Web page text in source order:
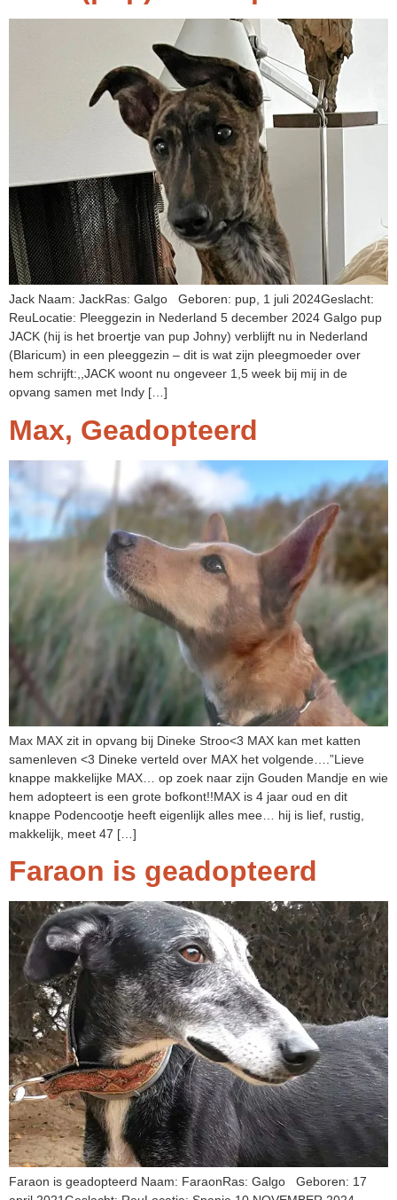
Jack Naam: JackRas: Galgo Geboren: pup, 1 juli 2024Geslacht:
ReuLocatie: Pleeggezin in Nederland 5 december 2024 Galgo pup
JACK (hij is het broertje van pup Johny) verblijft nu in Nederland
(Blaricum) in een pleeggezin – dit is wat zijn pleegmoeder over
hem schrijft:,,JACK woont nu ongeveer 1,5 week bij mij in de
opvang samen met Indy […]
Max, Geadopteerd
Max MAX zit in opvang bij Dineke Stroo<3 MAX kan met katten
samenleven <3 Dineke verteld over MAX het volgende….”Lieve
knappe makkelijke MAX… op zoek naar zijn Gouden Mandje en wie
hem adopteert is een grote bofkont!!MAX is 4 jaar oud en dit
knappe Podencootje heeft eigenlijk alles mee… hij is lief, rustig,
makkelijk, meet 47 […]
Faraon is geadopteerd
Faraon is geadopteerd Naam: FaraonRas: Galgo Geboren: 17